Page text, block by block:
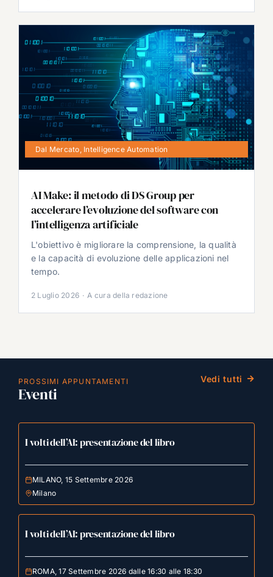
Dal Mercato Intelligence Automation
AI Make: il metodo di DS Group per
accelerare l’evoluzione del software con
l’intelligenza artificiale
L'obiettivo è migliorare la comprensione, la qualità
e la capacità di evoluzione delle applicazioni nel
tempo.
2 Luglio 2026 · A cura della redazione
PROSSIMI APPUNTAMENTI
Eventi
Vedi tutti
I volti dell’AI: presentazione del libro
MILANO, 15 Settembre 2026
Milano
I volti dell’AI: presentazione del libro
ROMA, 17 Settembre 2026 dalle 16:30 alle 18:30